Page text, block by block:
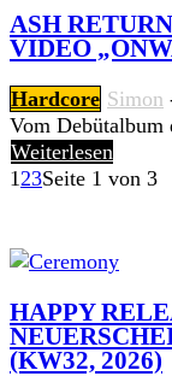
ASH
VIDEO
Hardcore Simon
Vom Debütalbum
Weiterlesen
123Seite 1 von 3
HAPPY
(KW32, 2026)